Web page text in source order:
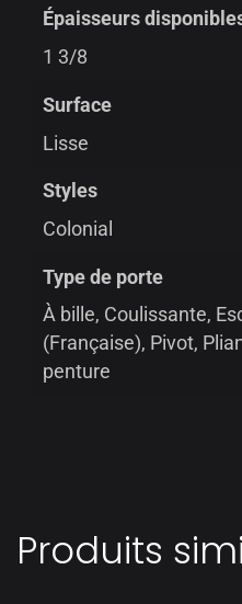
Épaisseurs
1 3/8
Surface
Lisse
Styles
Colonial
Type de porte
À bille, Coulissante,
(Française), Pivot,
penture
Produits